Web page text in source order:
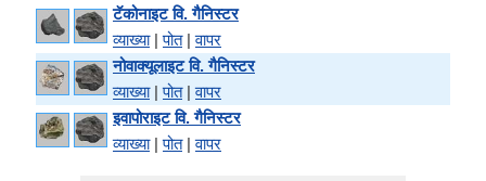
टॅकोनाइट वि. गैनिस्टर
व्याख्या|पोत|वापर
नोवाक्यूलाइट वि. गैनिस्टर
व्याख्या|पोत|वापर
इवापोराइट वि. गैनिस्टर
व्याख्या|पोत|वापर